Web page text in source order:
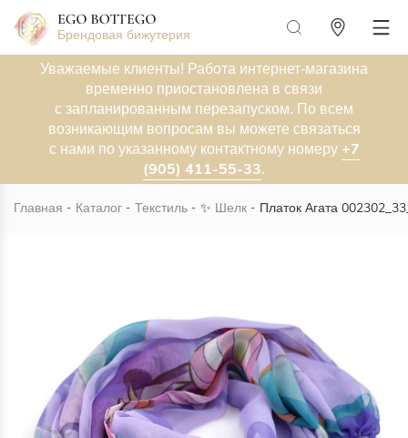
Брендовая бижутерия
Уважаемые клиенты! Работа интернет-магазина
временно приостановлена в связи
с запланированным перезапуском. По всем
возникающим вопросам вы можете связаться
с нами по указанному контактному номеру +7
(905) 411-55-33.
Главная Каталог Текстиль ✨ Шелк Платок Агата